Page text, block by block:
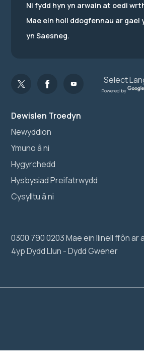
Dewislen Troedyn
Newyddion
Ymuno â ni
Hygyrchedd
Hysbysiad Preifatrwydd
Cysylltu â ni
0300 790 0203 Mae ein llinell ffôn ar
4yp Dydd Llun - Dydd Gwener
Ni fydd hyn yn arwain at oedi
Mae ein holl ddogfennau ar gael
yn Saesneg.
Powered by